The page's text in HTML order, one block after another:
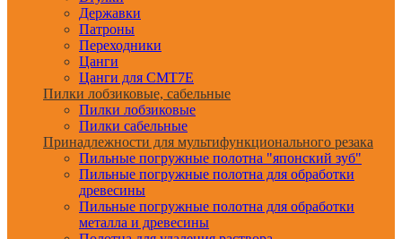
Державки
Патроны
Переходники
Цанги
Цанги для CMT7E
Пилки лобзиковые, сабельные
Пилки лобзиковые
Пилки сабельные
Принадлежности для мультифункционального резака
Пильные погружные полотна "японский зуб"
Пильные погружные полотна для обработки
древесины
Пильные погружные полотна для обработки
металла и древесины